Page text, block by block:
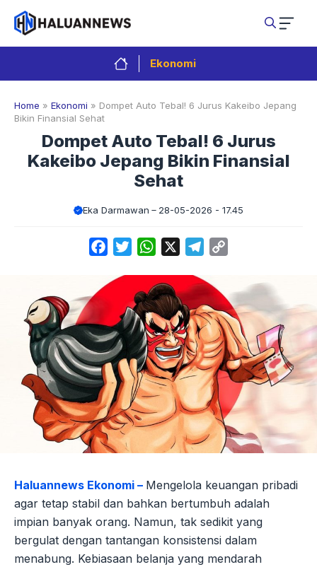
Langsung
isi
Ekonomi
Home » Ekonomi » Dompet Auto Tebal! 6 Jurus Kakeibo Jepang
Bikin Finansial Sehat
Dompet Auto Tebal! 6 Jurus
Kakeibo Jepang Bikin Finansial
Sehat
Eka Darmawan 28-05-2026 - 17.45
FacebookTwitterWhatsApp Telegram
Haluannews Ekonomi – Mengelola keuangan pribadi
agar tetap stabil dan bahkan bertumbuh adalah
impian banyak orang. Namun, tak sedikit yang
bergulat dengan tantangan konsistensi dalam
menabung. Kebiasaan belanja yang mendarah